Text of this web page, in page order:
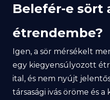
Belefér-e sört
étrendembe?
Igen, a sör mérsékelt
egy kiegyensúlyozott
ital, és nem nyújt
társasági ivás öröme és